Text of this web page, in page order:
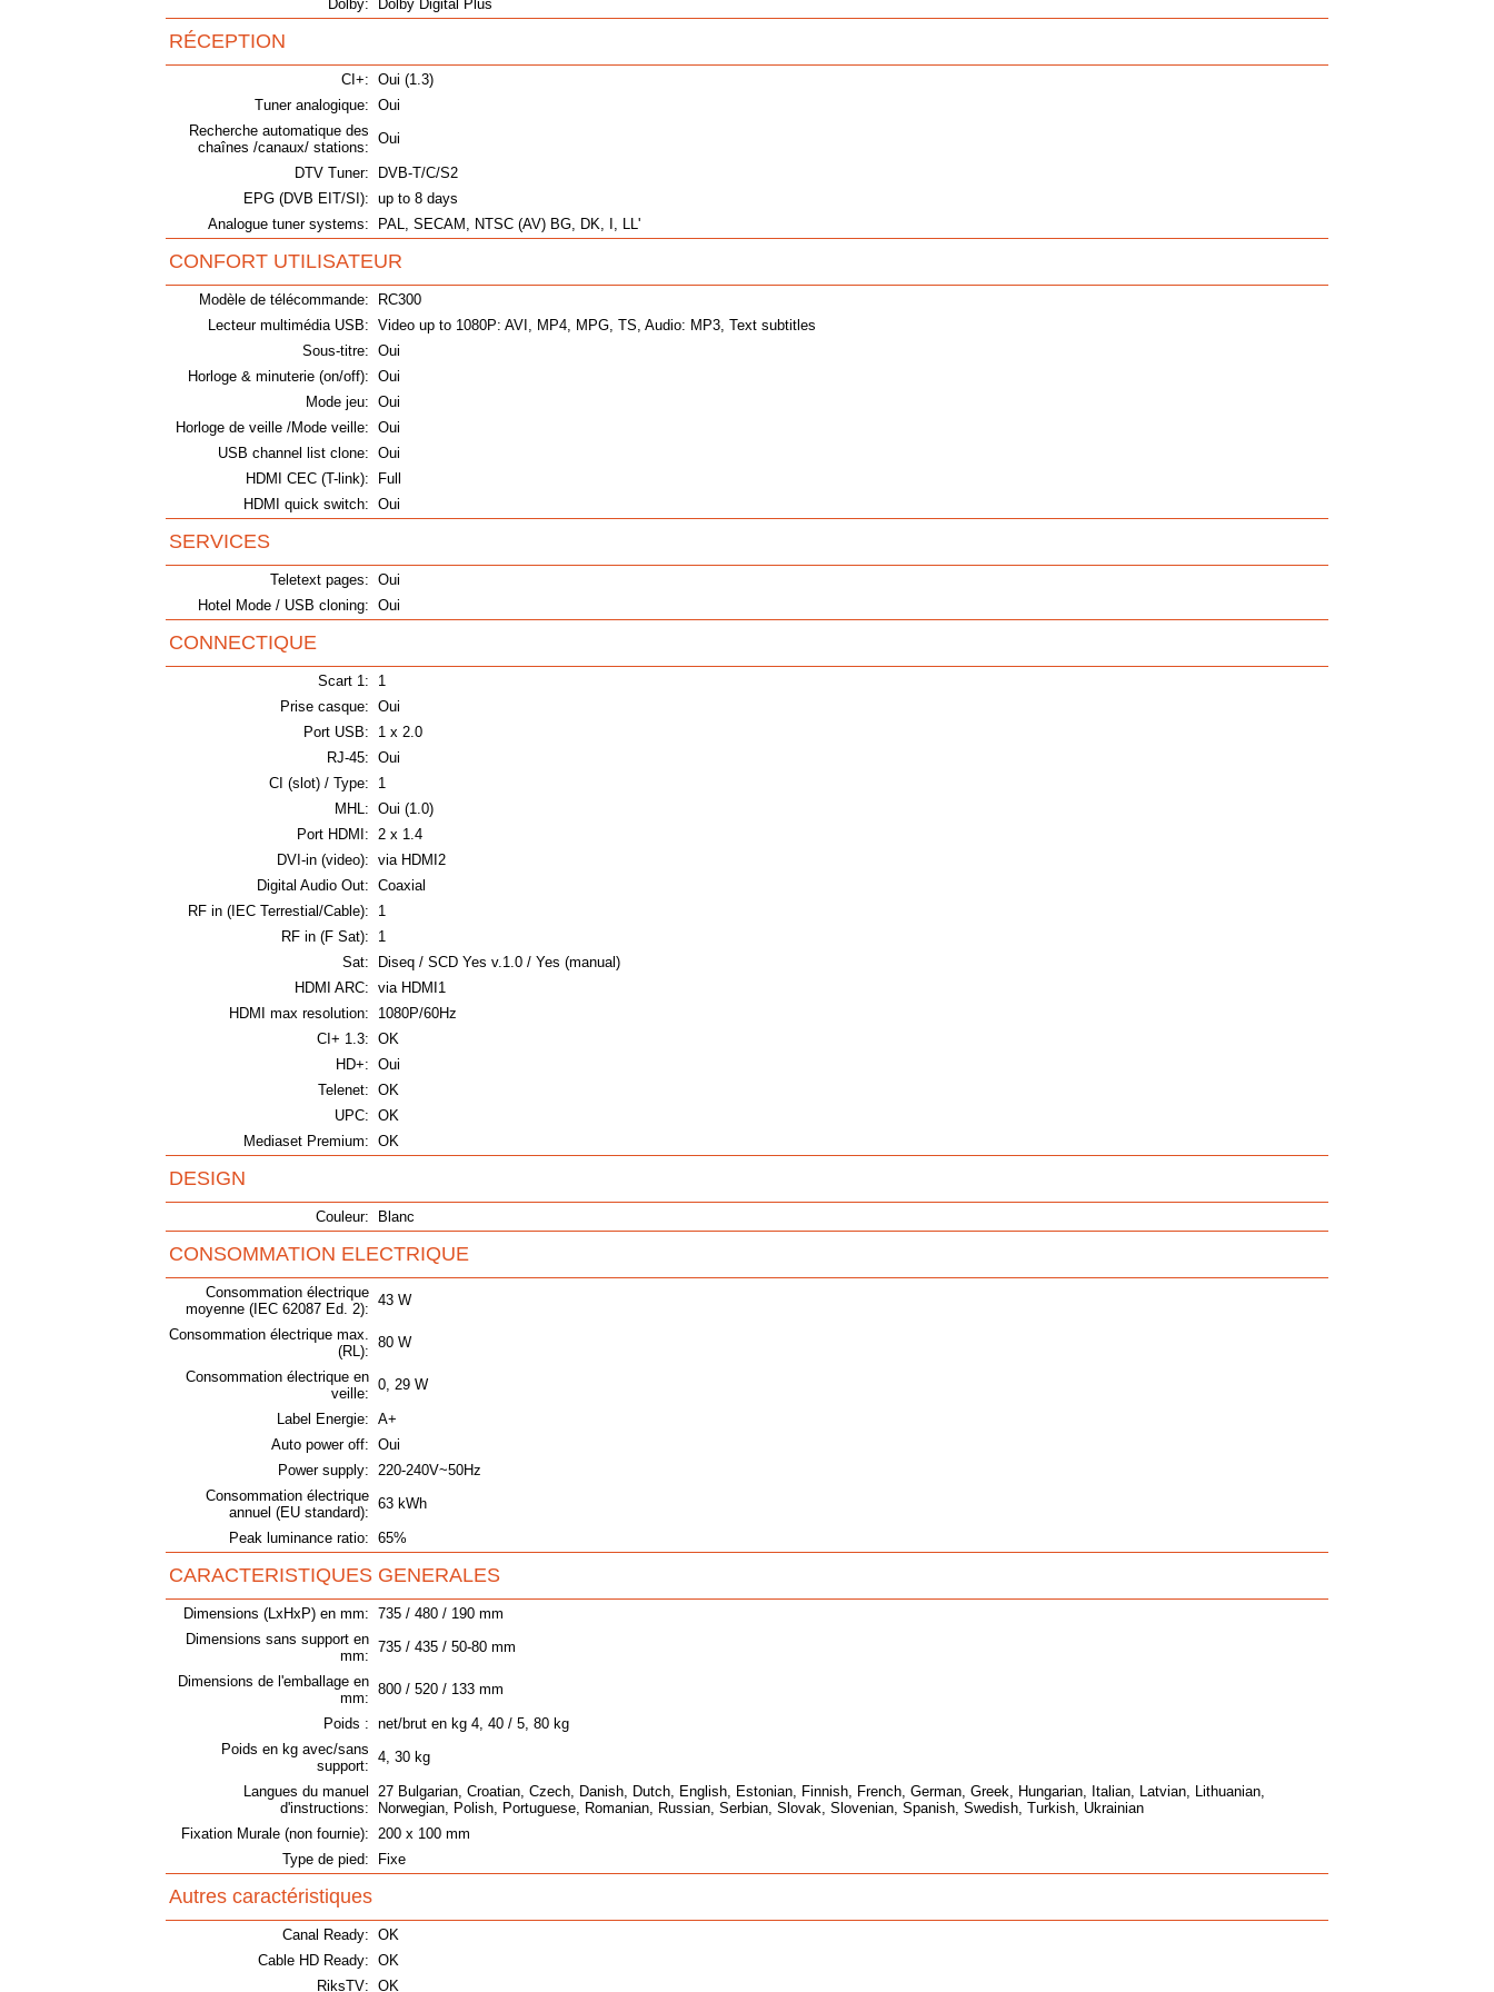
Dolby: Dolby Digital Plus
RÉCEPTION
CI+: Oui (1.3)
Tuner analogique: Oui
Recherche automatique des
chaînes /canaux/ stations:
Oui
DTV Tuner:
DVB-T/C/S2
EPG (DVB EIT/SI): up to 8 days
Analogue tuner systems:
PAL, SECAM, NTSC (AV) BG, DK, I, LL'
CONFORT UTILISATEUR
Modèle de télécommande:
RC300
Lecteur multimédia USB: Video up to 1080P: AVI, MP4, MPG, TS, Audio: MP3, Text subtitles
Sous-titre: Oui
Horloge & minuterie (on/off): Oui
Mode jeu: Oui
Horloge de veille /Mode veille: Oui
USB channel list clone: Oui
HDMI CEC (T-link):
Full
HDMI quick switch: Oui
SERVICES
Teletext pages: Oui
Hotel Mode / USB cloning: Oui
CONNECTIQUE
Scart 1:
1
Prise casque: Oui
Port USB:
1 x 2.0
RJ-45: Oui
CI (slot) / Type:
1
MHL: Oui (1.0)
Port HDMI: 2 x 1.4
DVI-in (video): via HDMI2
Digital Audio Out: Coaxial
RF in (IEC Terrestial/Cable):
1
RF in (F Sat):
1
Sat:
Diseq / SCD Yes v.1.0 / Yes (manual)
HDMI ARC: via HDMI1
HDMI max resolution:
1080P/60Hz
CI+ 1.3: OK
HD+: Oui
Telenet: OK
UPC: OK
Mediaset Premium: OK
DESIGN
Couleur: Blanc
CONSOMMATION ELECTRIQUE
Consommation électrique
moyenne (IEC 62087 Ed. 2):
43 W
Consommation électrique max.
(RL):
80 W
Consommation électrique en
veille:
0, 29 W
Label Energie: A+
Auto power off: Oui
Power supply: 220-240V~50Hz
Consommation électrique
annuel (EU standard):
63 kWh
Peak luminance ratio: 65%
CARACTERISTIQUES GENERALES
Dimensions (LxHxP) en mm: 735 / 480 / 190 mm
Dimensions sans support en
mm:
735 / 435 / 50-80 mm
Dimensions de l'emballage en
mm:
800 / 520 / 133 mm
Poids : net/brut en kg 4, 40 / 5, 80 kg
Poids en kg avec/sans
support:
4, 30 kg
Langues du manuel
d'instructions:
27 Bulgarian, Croatian, Czech, Danish, Dutch, English, Estonian, Finnish, French, German, Greek, Hungarian, Italian, Latvian, Lithuanian,
Norwegian, Polish, Portuguese, Romanian, Russian, Serbian, Slovak, Slovenian, Spanish, Swedish, Turkish, Ukrainian
Fixation Murale (non fournie): 200 x 100 mm
Type de pied:
Fixe
Autres caractéristiques
Canal Ready: OK
Cable HD Ready: OK
RiksTV: OK